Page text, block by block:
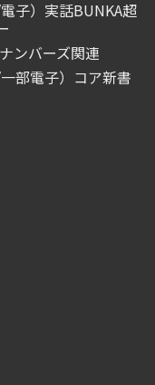
電子）実話BUNKA超
ンバーズ関連
一部電子）コア新書